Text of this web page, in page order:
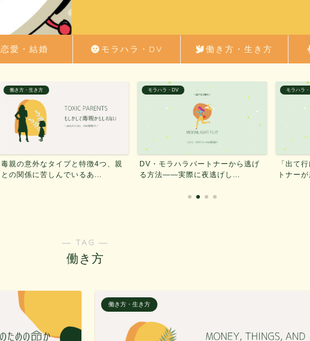
恋愛・結婚 モラハラ・DV 働き方・生き方
モラハラ・DV
DV・モラハラパートナーから逃げ
る方法——実際に夜逃げし...
モラハラ・DV
「出て行け！」DV・モラハラパー
トナーが原因で家を出たと...
恋愛・結婚
モラハ
ック——
― TAG ―
働き方
働き方・生き方